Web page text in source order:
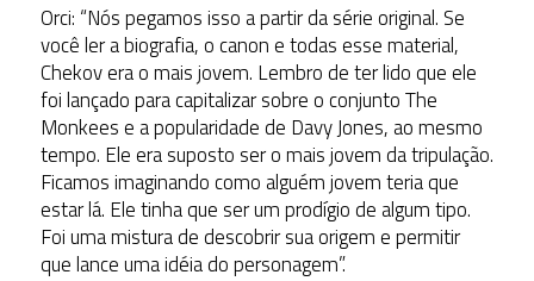
Orci: “Nós pegamos isso a partir da série original. Se
você ler a biografia, o canon e todas esse material,
Chekov era o mais jovem. Lembro de ter lido que ele
foi lançado para capitalizar sobre o conjunto The
Monkees e a popularidade de Davy Jones, ao mesmo
tempo. Ele era suposto ser o mais jovem da tripulação.
Ficamos imaginando como alguém jovem teria que
estar lá. Ele tinha que ser um prodígio de algum tipo.
Foi uma mistura de descobrir sua origem e permitir
que lance uma idéia do personagem”.